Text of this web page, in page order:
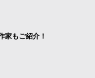
家もご紹介！